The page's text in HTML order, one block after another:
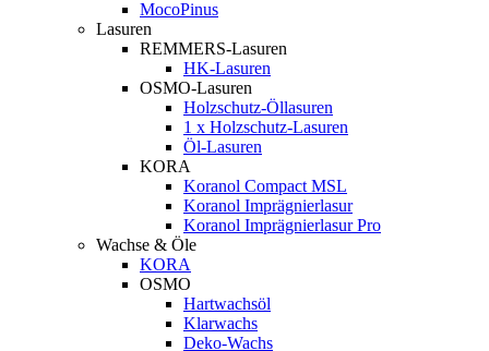
MocoPinus
Lasuren
REMMERS-Lasuren
HK-Lasuren
OSMO-Lasuren
Holzschutz-Öllasuren
1 x Holzschutz-Lasuren
Öl-Lasuren
KORA
Koranol Compact MSL
Koranol Imprägnierlasur
Koranol Imprägnierlasur Pro
Wachse & Öle
KORA
OSMO
Hartwachsöl
Klarwachs
Deko-Wachs